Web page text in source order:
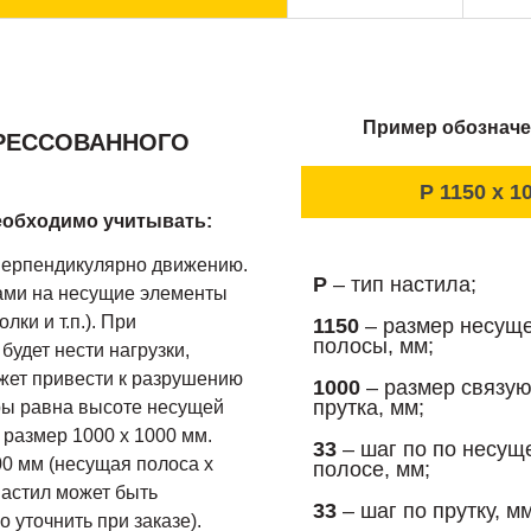
учитывать:
движению.
на несущие элементы
и т.п.). При
нести нагрузки,
привести к разрушению
равна высоте несущей
1000 х 1000 мм.
мм (несущая полоса х
может быть
при заказе).
Пример
P 1150 x
P – тип настила;
1150 – размер
полосы, мм;
1000 – размер
прутка, мм;
33 – шаг по по
полосе, мм;
33 – шаг по прутку,